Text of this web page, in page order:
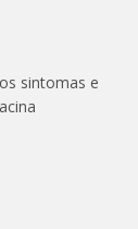
sintomas e